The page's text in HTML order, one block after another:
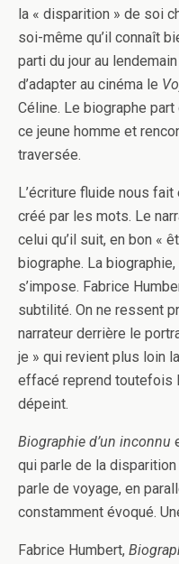
la « disparition » de soi
soi-même qu’il connaît
parti du jour au
d’adapter au cinéma le
Céline. Le biographe
ce jeune homme et
traversée.
L’écriture fluide nous
créé par les mots. Le
celui qu’il suit, en bon «
biographe. La
s’impose. Fabrice
subtilité. On ne ressent
narrateur derrière le
je » qui revient plus loin
effacé reprend toutefois
dépeint.
Biographie d’un inconnu
qui parle de la
parle de voyage, en
constamment évoqué.
Fabrice Humbert,